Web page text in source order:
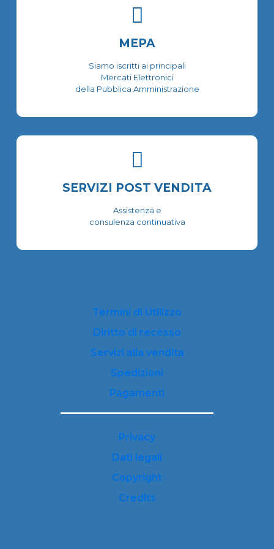
MEPA
Siamo iscritti ai principali
Mercati Elettronici
della Pubblica Amministrazione
SERVIZI POST VENDITA
Assistenza e
consulenza continuativa
Termini di Utilizzo
Diritto di recesso
Servizi alla vendita
Spedizioni
Pagamenti
Privacy
Dati legali
Copyright
Credits